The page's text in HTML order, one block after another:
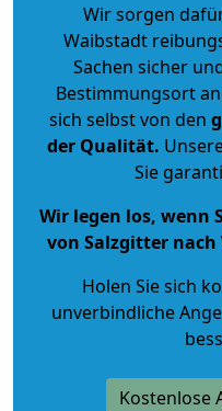
Wir sorgen
Waibstadt
Sachen sicher
Bestimmungsort
sich selbst von den
der Qualität.
Sie
Wir legen los, wenn
von Salzgitter
Holen Sie sich
unverbindliche
Kostenlose